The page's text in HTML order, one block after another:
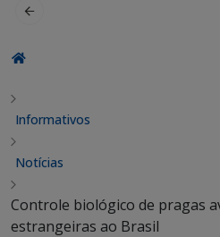
Informativos
Notícias
Controle biológico de pragas
estrangeiras ao Brasil